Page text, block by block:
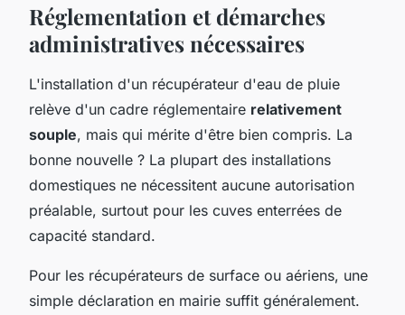
Réglementation et démarches
administratives nécessaires
L'installation d'un récupérateur d'eau de pluie
relève d'un cadre réglementaire relativement
souple, mais qui mérite d'être bien compris. La
bonne nouvelle ? La plupart des installations
domestiques ne nécessitent aucune autorisation
préalable, surtout pour les cuves enterrées de
capacité standard.
Pour les récupérateurs de surface ou aériens, une
simple déclaration en mairie suffit généralement.